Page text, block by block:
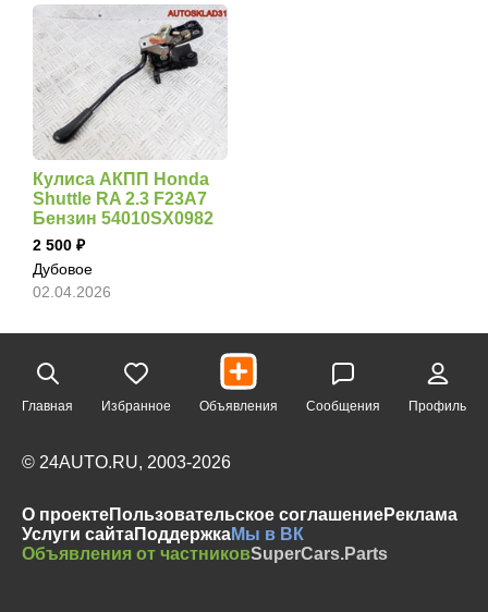
Кулиса АКПП Honda
Shuttle RA 2.3 F23A7
Бензин 54010SX0982
2 500
Дубовое
02.04.2026
Главная Избранное Объявления Сообщения Профиль
© 24AUTO.RU, 2003-2026
О проектеПользовательское соглашениеРеклама
Услуги сайтаПоддержкаМы в ВК
Объявления от частниковSuperCars.Parts